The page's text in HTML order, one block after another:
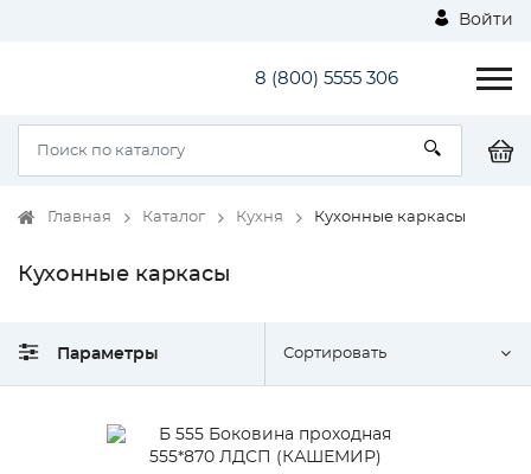
Войти
8 (800) 5555 306
Главная Каталог Кухня Кухонные каркасы
Кухонные каркасы
Параметры Сортировать